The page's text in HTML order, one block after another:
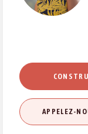
APPELEZ-